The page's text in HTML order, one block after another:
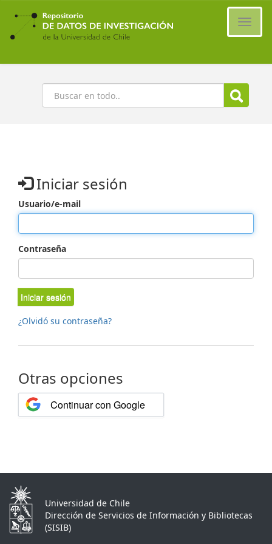
Ir
contenido
principal
Buscar
Iniciar sesión
Usuario/e-mail
Contraseña
Iniciar sesión
¿Olvidó su contraseña?
Otras opciones
Continuar con Google
Universidad de Chile
Dirección de Servicios de Información y Bibliotecas
(SISIB)